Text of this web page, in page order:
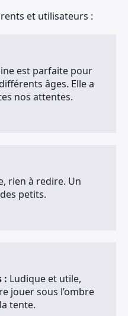
et utilisateurs :
est parfaite pour
âges. Elle a
nos attentes.
rien à redire. Un
petits.
: Ludique et utile,
jouer sous l’ombre
tente.